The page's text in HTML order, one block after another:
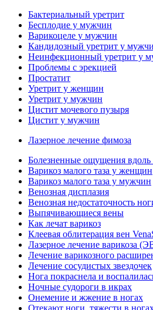
Бактериальный уретрит
Бесплодие у мужчин
Варикоцеле у мужчин
Кандидозный уретрит у
Неинфекционный уретрит у
Проблемы с эрекцией
Простатит
Уретрит у женщин
Уретрит у мужчин
Цистит мочевого пузыря
Цистит у мужчин
Лазерное лечение фимоза
Болезненные ощущения вдоль
Варикоз малого таза у женщин
Варикоз малого таза у мужчин
Венозная дисплазия
Венозная недостаточность
Выпячивающиеся вены
Как лечат варикоз
Клеевая облитерация вен
Лазерное лечение варикоза
Лечение варикозного
Лечение сосудистых звездочек
Нога покраснела и
Ночные судороги в икрах
Онемение и жжение в ногах
Отекают ноги, тяжести в